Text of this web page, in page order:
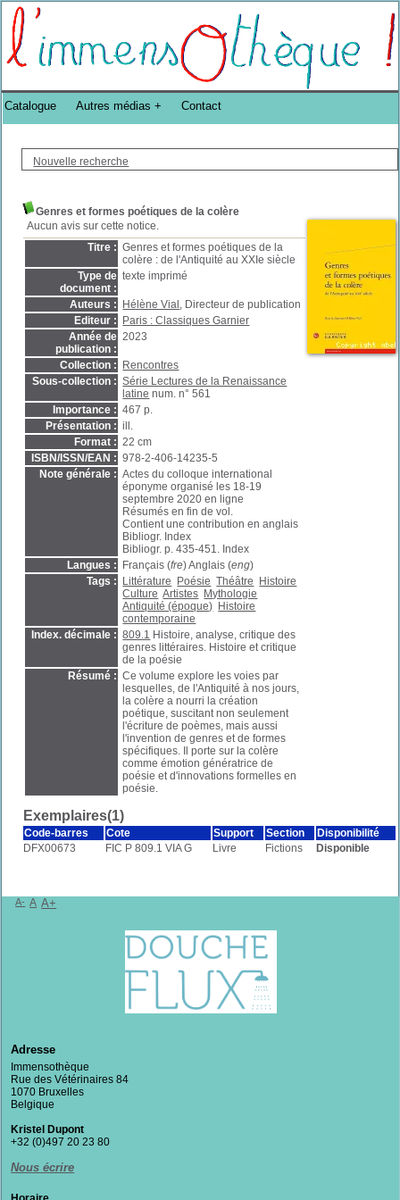
Bibliothèque DoucheFLUX Bibliotheek -->
Nouvelle recherche
Genres et formes poétiques de la colère
Aucun avis sur cette notice.
Titre : Genres et formes poétiques de la
colère : de l'Antiquité au XXIe siècle
Type de
document :
texte imprimé
Auteurs : Hélène Vial , Directeur de publication
Editeur :
Paris : Classiques Garnier
Année de
publication :
2023
Collection :
Rencontres
Sous-collection : Série Lectures de la Renaissance
latine num. n° 561
Importance : 467 p.
Présentation : ill.
Format : 22 cm
ISBN/ISSN/EAN : 978-2-406-14235-5
Note générale : Actes du colloque international
éponyme organisé les 18-19
septembre 2020 en ligne
Résumés en fin de vol.
Contient une contribution en anglais
Bibliogr. Index
Bibliogr. p. 435-451. Index
Langues :
Français (fre) Anglais (eng)
Tags :
Littérature Poésie Théâtre
Histoire
Culture Artistes Mythologie
Antiquité (époque) Histoire
contemporaine
Index. décimale : 809.1 Histoire, analyse, critique des
genres littéraires. Histoire et critique
de la poésie
Résumé : Ce volume explore les voies par
lesquelles, de l'Antiquité à nos jours,
la colère a nourri la création
poétique, suscitant non seulement
l'écriture de poèmes, mais aussi
l'invention de genres et de formes
spécifiques. Il porte sur la colère
comme émotion génératrice de
poésie et d'innovations formelles en
poésie.
Exemplaires(1)
Code-barres Cote Support Section
Disponibilité
DFX00673
FIC P 809.1 VIA G Livre Fictions Disponible
Catalogue Autres médias Contact
A- A A+
Adresse
Immensothèque
Rue des Vétérinaires 84
1070 Bruxelles
Belgique
Kristel Dupont
+32 (0)497 20 23 80
Nous écrire